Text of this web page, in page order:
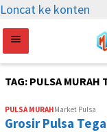
Loncat ke konten
TAG: PULSA MURAH
PULSA MURAHMarket Pulsa
Grosir Pulsa